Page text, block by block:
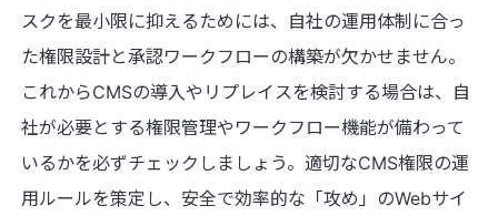
スクを最小限に抑えるためには、自社の運用体制に合っ
た権限設計と承認ワークフローの構築が欠かせません。
これからCMSの導入やリプレイスを検討する場合は、自
社が必要とする権限管理やワークフロー機能が備わって
いるかを必ずチェックしましょう。適切なCMS権限の運
用ルールを策定し、安全で効率的な「攻め」のWebサイ